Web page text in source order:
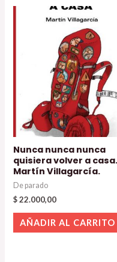
Nunca nunca nunca
quisiera volver a casa.
Martín Villagarcía.
De parado
$22.000,00
AÑADIR AL CARRITO